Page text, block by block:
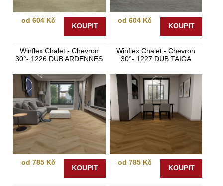
od 604 Kč
KOUPIT
od 604 Kč
KOUPIT
Winflex Chalet - Chevron
30°- 1226 DUB ARDENNES
od 785 Kč
KOUPIT
Winflex Chalet - Chevron
30°- 1227 DUB TAIGA
od 785 Kč
KOUPIT